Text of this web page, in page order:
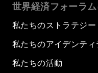
世界経済フォーラ
私たちのストラテジー
私たちのアイデンティ
私たちの活動